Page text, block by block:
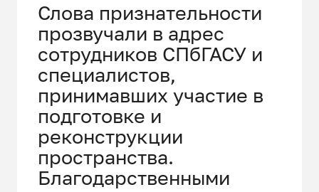
Слова признательности
прозвучали в адрес
сотрудников СПбГАСУ и
специалистов,
принимавших участие в
подготовке и
реконструкции
пространства.
Благодарственными